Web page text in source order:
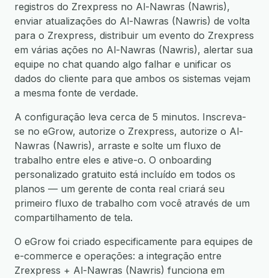
registros do Zrexpress no Al-Nawras (Nawris),
enviar atualizações do Al-Nawras (Nawris) de volta
para o Zrexpress, distribuir um evento do Zrexpress
em várias ações no Al-Nawras (Nawris), alertar sua
equipe no chat quando algo falhar e unificar os
dados do cliente para que ambos os sistemas vejam
a mesma fonte de verdade.
A configuração leva cerca de 5 minutos. Inscreva-
se no eGrow, autorize o Zrexpress, autorize o Al-
Nawras (Nawris), arraste e solte um fluxo de
trabalho entre eles e ative-o. O onboarding
personalizado gratuito está incluído em todos os
planos — um gerente de conta real criará seu
primeiro fluxo de trabalho com você através de um
compartilhamento de tela.
O eGrow foi criado especificamente para equipes de
e-commerce e operações: a integração entre
Zrexpress + Al-Nawras (Nawris) funciona em